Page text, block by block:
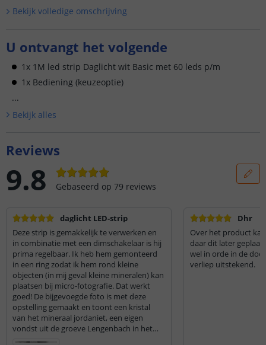
Bekijk volledige omschrijving
U ontvangt het volgende
1x 1M led strip Daglicht wit Basic met 60 leds p/m
1x Bediening (keuzeoptie)
...
Bekijk alles
Reviews
9.8 Gebaseerd op 79 reviews
daglicht LED-strip
Deze strip is gemakkelijk te verwerken en
in combinatie met een dimschakelaar is hij
prima regelbaar. Ik heb hem gemonteerd
in een ring zodat ik hem rond kleine
objecten (in mij geval kleine mineralen) kan
plaatsen bij micro-fotografie. Dat werkt
goed! De bijgevoegde foto is met deze
opstelling gemaakt en toont een kristal
van het mineraal jordaniet, een eigen
vondst uit de groeve Lengenbach in het
Binn-dal in Wallis, Zwitserland. De
Dhr
Over het product
daar dit later
wel in orde in de
verliep uitstekend.